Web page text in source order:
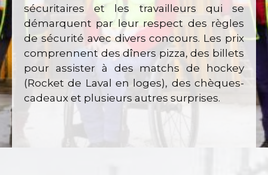
sécuritaires et les travailleurs qui se
démarquent par leur respect des règles
de sécurité avec divers concours. Les prix
comprennent des dîners pizza, des billets
pour assister à des matchs de hockey
(Rocket de Laval en loges), des chèques-
cadeaux et plusieurs autres surprises.